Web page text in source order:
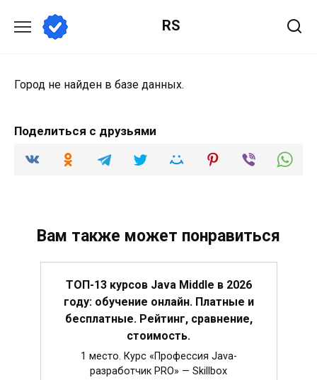
содержанию
RS
Город не найден в базе данных.
Поделиться с друзьями
Вам также может понравиться
ТОП-13 курсов Java Middle в 2026
году: обучение онлайн. Платные и
бесплатные. Рейтинг, сравнение,
стоимость.
1 место. Курс «Профессия Java-
разработчик PRO» — Skillbox